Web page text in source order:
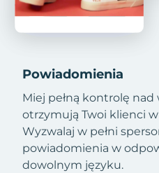
Powiadomienia
Miej pełną kontrolę
otrzymują Twoi klienci
Wyzwalaj w pełni
powiadomienia w
dowolnym języku.